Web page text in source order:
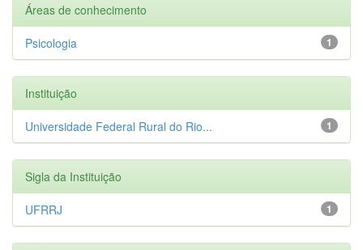
Áreas de conhecimento
1
Psicologia
Instituição
1
Universidade Federal Rural do Rio...
Sigla da Instituição
1
UFRRJ